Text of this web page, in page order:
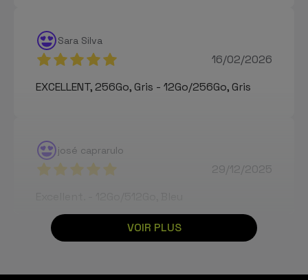
Sara Silva
16/02/2026
EXCELLENT, 256Go, Gris - 12Go/256Go, Gris
josé caprarulo
29/12/2025
VOIR PLUS